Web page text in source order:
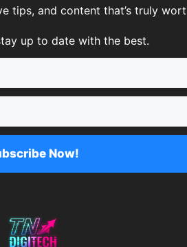
tips, and content that’s truly
up to date with the best.
Now!